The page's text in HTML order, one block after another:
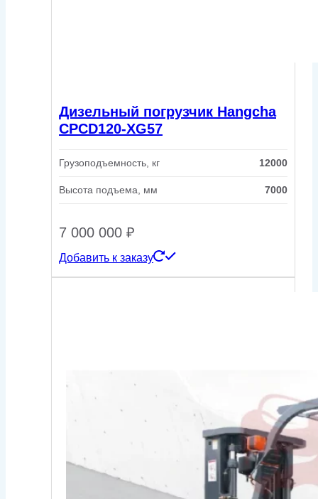
Дизельный погрузчик Hangcha
CPCD120-XG57
Грузоподъемность, кг 12000
Высота подъема, мм 7000
7 000 000 ₽
Добавить к заказу